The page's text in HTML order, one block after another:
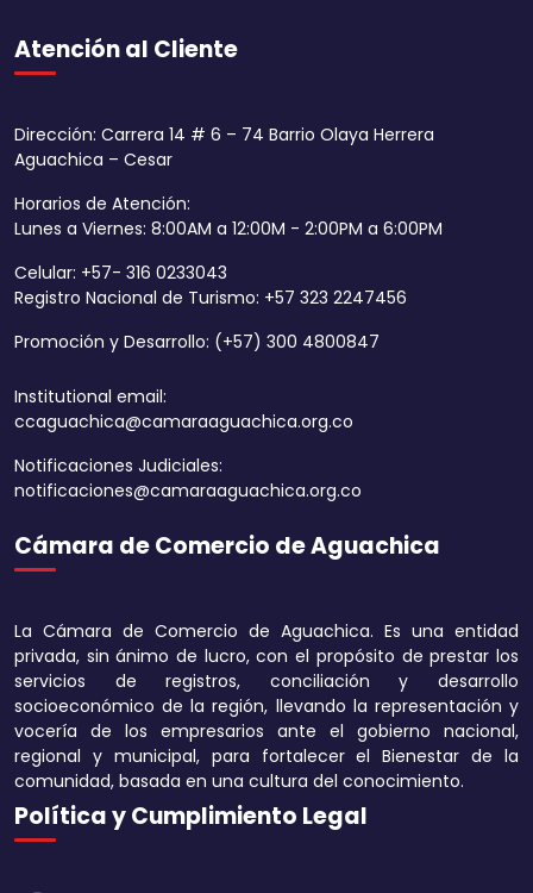
Atención al Cliente
Dirección: Carrera 14 # 6 – 74 Barrio Olaya Herrera
Aguachica – Cesar
Horarios de Atención:
Lunes a Viernes: 8:00AM a 12:00M - 2:00PM a 6:00PM
Celular: +57- 316 0233043
Registro Nacional de Turismo: +57 323 2247456
Promoción y Desarrollo: (+57) 300 4800847
Institutional email:
ccaguachica@camaraaguachica.org.co
Notificaciones Judiciales:
notificaciones@camaraaguachica.org.co
Cámara de Comercio de Aguachica
La Cámara de Comercio de Aguachica. Es una entidad
privada, sin ánimo de lucro, con el propósito de prestar los
servicios de registros, conciliación y desarrollo
socioeconómico de la región, llevando la representación y
vocería de los empresarios ante el gobierno nacional,
regional y municipal, para fortalecer el Bienestar de la
comunidad, basada en una cultura del conocimiento.
Política y Cumplimiento Legal
Aumentar
Aumentar el
texto
Disminuir el
texto
Aumentar la